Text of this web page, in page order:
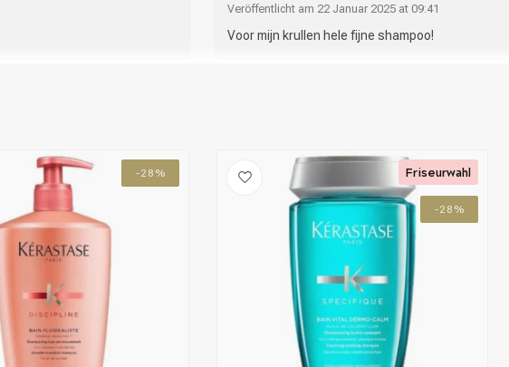
Veröffentlicht am 22 Januar 2025 at 09:41
Voor mijn krullen hele fijne shampoo!
-28%
-28%
Friseurwahl